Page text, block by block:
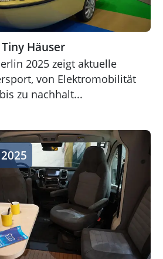
Häuser
2025 zeigt aktuelle
von Elektromobilität
zu nachhalt...
Caravaning